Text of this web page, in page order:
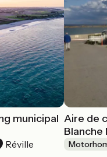
municipal
Réville
Aire de
Blanche